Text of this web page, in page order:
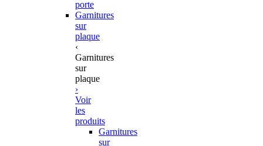
porte
Garnitures
sur
plaque
‹
Garnitures
sur
plaque
›
Voir
les
produits
Garnitures
sur